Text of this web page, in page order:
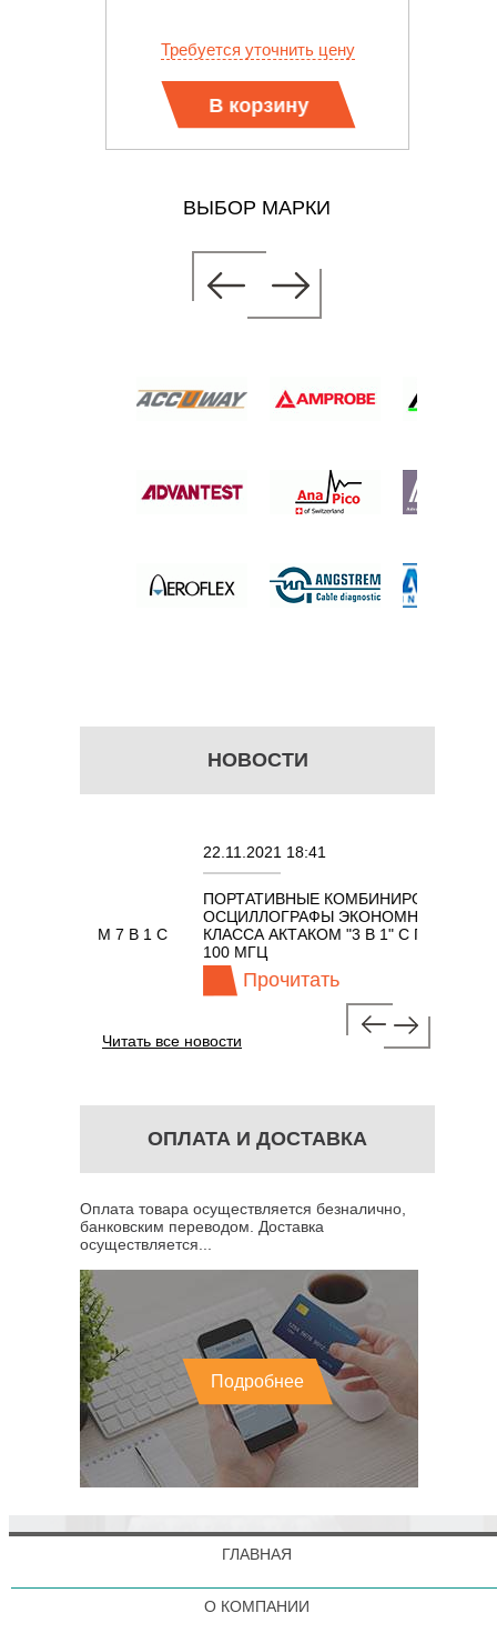
НОВОСТИ
7 В 1 С
22.11.2021 18:41
ПОРТАТИВНЫЕ КОМБИНИРОВАННЫЕ
ОСЦИЛЛОГРАФЫ ЭКОНОМНОГО
КЛАССА АКТАКОМ "3 В 1" С ПОЛОСОЙ
100 МГЦ
Прочитать
Читать все новости
ОПЛАТА И ДОСТАВКА
Оплата товара осуществляется безналично,
банковским переводом. Доставка
осуществляется...
Подробнее
Требуется уточнить цену
В корзину
ВЫБОР МАРКИ
ГЛАВНАЯ
О КОМПАНИИ